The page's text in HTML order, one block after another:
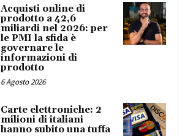
Acquisti online di
prodotto a 42,6
miliardi nel 2026: per
le PMI la sfida è
governare le
informazioni di
prodotto
6 Agosto 2026
Carte elettroniche: 2
milioni di italiani
hanno subito una tuffa